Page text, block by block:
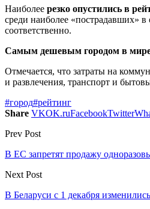
Наиболее резко опустились в
среди наиболее «пострадавших»
соответственно.
Самым дешевым городом в
Отмечается, что затраты на
и развлечения, транспорт и
#город#рейтинг
Share VKOK.ruFacebookTwitter
Prev Post
В ЕС запретят продажу
Next Post
В Беларуси с 1 декабря